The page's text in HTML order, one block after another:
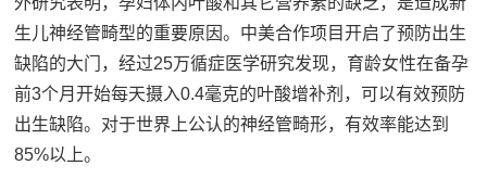
生儿神经管畸型的重要原因。中美合作项目开启了预防出生
缺陷的大门，经过25万循症医学研究发现，育龄女性在备孕
前3个月开始每天摄入0.4毫克的叶酸增补剂，可以有效预防
出生缺陷。对于世界上公认的神经管畸形，有效率能达到
85%以上。